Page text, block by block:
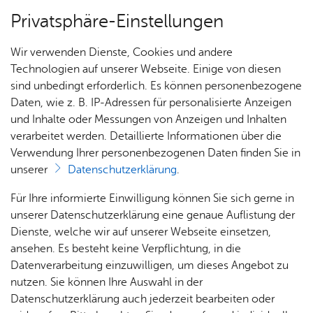
Über­sicht Bür­ger & Stadt
Rat­
haus &
Bür­
ger­
ser­vice
Rat­
häu­ser
Nach­
rich­
ten,
Vi­de­os
& Bil­
der
Me­di­
Jobs
Stel­
len­an­
ge­bo­te
Aus­bil­
dung &
Stu­di­
Bauen
& Um­
welt
Geo­
da­ten
Ge­
sund­
heit &
kum
Dienst­leis­tun­gen A–Z
Vor­le­sen
Han­dels­re­gis­ter - Ein­sicht
neh­men
Das Handelsregister ist ein amtliches Verzeichnis. Es wird
elektronisch geführt. Auf Wunsch erstellt Ihnen das
Registergericht einen Ausdruck von den Eintragungen und
den eingereichten Dokumenten.
Privatsphäre-Einstellungen
Wir verwenden Dienste, Cookies und andere
Technologien auf unserer Webseite. Einige von diesen
sind unbedingt erforderlich. Es können personenbezogene
Daten, wie z. B. IP-Adressen für personalisierte Anzeigen
und Inhalte oder Messungen von Anzeigen und Inhalten
verarbeitet werden. Detaillierte Informationen über die
Verwendung Ihrer personenbezogenen Daten finden Sie in
unserer
Datenschutzerklärung.
Für Ihre informierte Einwilligung können Sie sich gerne in
unserer Datenschutzerklärung eine genaue Auflistung der
Dienste, welche wir auf unserer Webseite einsetzen,
ansehen. Es besteht keine Verpflichtung, in die
Datenverarbeitung einzuwilligen, um dieses Angebot zu
nutzen. Sie können Ihre Auswahl in der
Datenschutzerklärung auch jederzeit bearbeiten oder